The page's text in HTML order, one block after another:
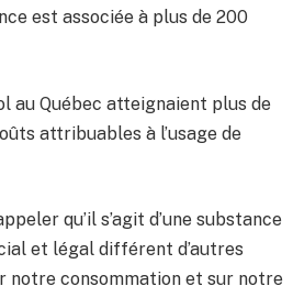
est associée à plus de 200
au Québec atteignaient plus de
attribuables à l’usage de
qu’il s’agit d’une substance
et légal différent d’autres
notre consommation et sur notre